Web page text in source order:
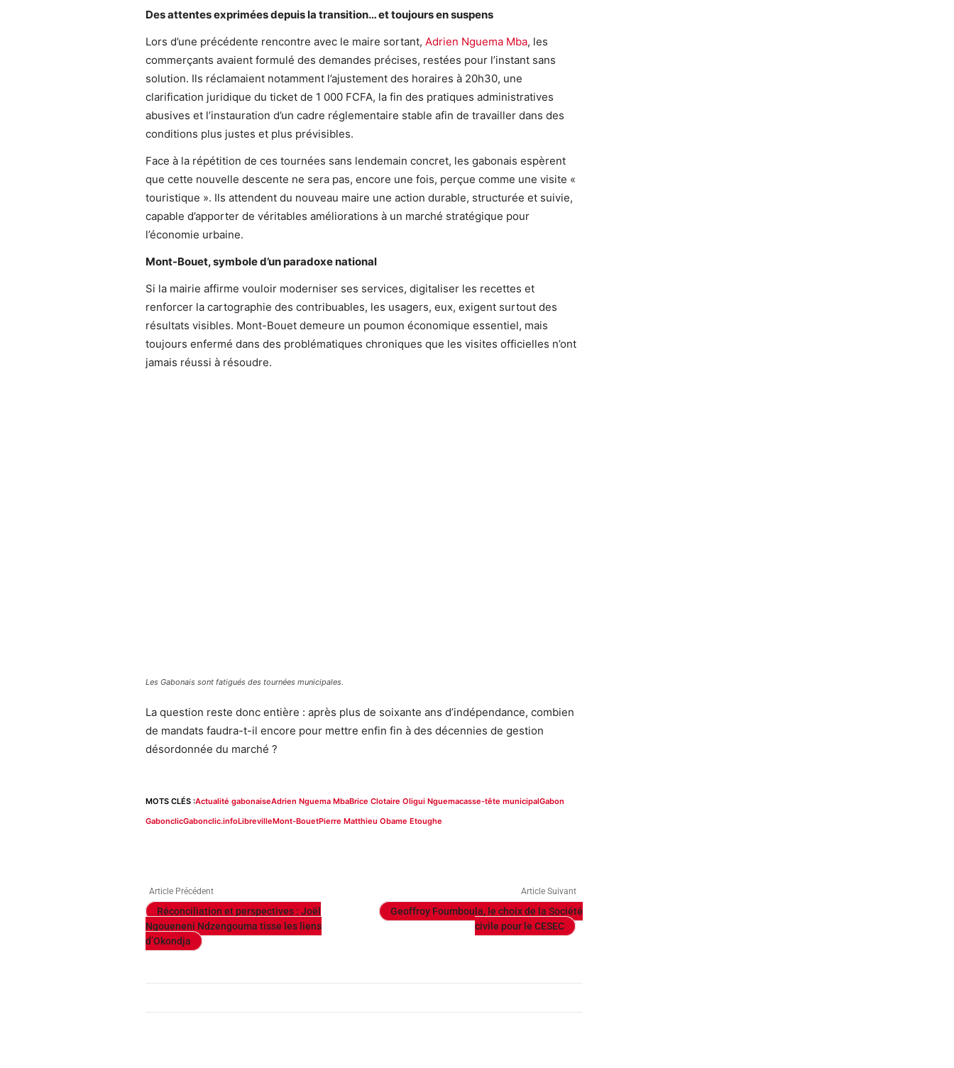
Des attentes exprimées depuis la transition… et toujours en suspens
Lors d’une précédente rencontre avec le maire sortant, Adrien Nguema Mba, les
commerçants avaient formulé des demandes précises, restées pour l’instant sans
solution. Ils réclamaient notamment l’ajustement des horaires à 20h30, une
clarification juridique du ticket de 1 000 FCFA, la fin des pratiques administratives
abusives et l’instauration d’un cadre réglementaire stable afin de travailler dans des
conditions plus justes et plus prévisibles.
Face à la répétition de ces tournées sans lendemain concret, les gabonais espèrent
que cette nouvelle descente ne sera pas, encore une fois, perçue comme une visite «
touristique ». Ils attendent du nouveau maire une action durable, structurée et suivie,
capable d’apporter de véritables améliorations à un marché stratégique pour
l’économie urbaine.
Mont-Bouet, symbole d’un paradoxe national
Si la mairie affirme vouloir moderniser ses services, digitaliser les recettes et
renforcer la cartographie des contribuables, les usagers, eux, exigent surtout des
résultats visibles. Mont-Bouet demeure un poumon économique essentiel, mais
toujours enfermé dans des problématiques chroniques que les visites officielles n’ont
jamais réussi à résoudre.
Les Gabonais sont fatigués des tournées municipales.
La question reste donc entière : après plus de soixante ans d’indépendance, combien
de mandats faudra-t-il encore pour mettre enfin fin à des décennies de gestion
désordonnée du marché ?
MOTS CLÉS :Actualité gabonaiseAdrien Nguema MbaBrice Clotaire Oligui Nguemacasse-tête municipalGabon
GabonclicGabonclic.infoLibrevilleMont-BouetPierre Matthieu Obame Etoughe
Article Précédent
Réconciliation et perspectives : Joël
Ngoueneni Ndzengouma tisse les liens
d’Okondja
Article Suivant
Geoffroy Foumboula, le choix de la Société
civile pour le CESEC